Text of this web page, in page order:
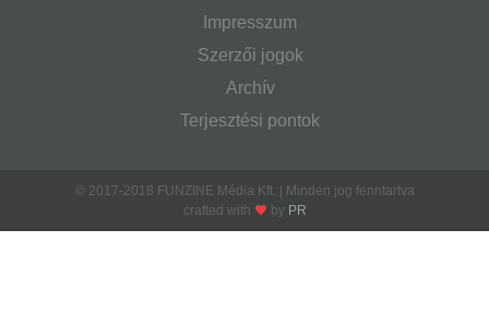
Impresszum
Szerzői jogok
Archív
Terjesztési pontok
© 2017-2018 FUNZINE Média Kft. | Minden jog fenntartva
crafted with
by PR